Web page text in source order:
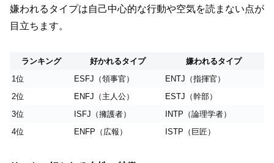
嫌われるタイプは自己中心的な行動や空気を読まない点が
目立ちます。
ランキング 好かれるタイプ
嫌われるタイプ
1位
ESFJ（領事官）
ENTJ（指揮官）
2位
ENFJ（主人公）
ESTJ（幹部）
3位
ISFJ（擁護者）
INTP（論理学者）
4位
ENFP（広報） ISTP（巨匠）